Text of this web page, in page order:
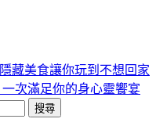
藏美食讓你玩到不想回家
次滿足你的身心靈饗宴